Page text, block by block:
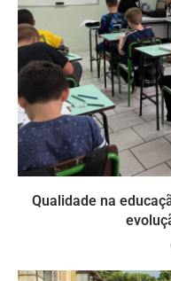
Qualidade na